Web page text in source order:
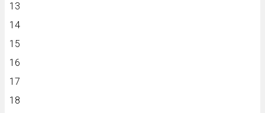
13
14
15
16
17
18